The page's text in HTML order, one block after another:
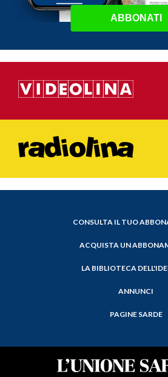
ABBONATI
CONSULTA IL TUO
ACQUISTA UN
LA BIBLIOTECA
ANNUNCI
PAGINE SARDE